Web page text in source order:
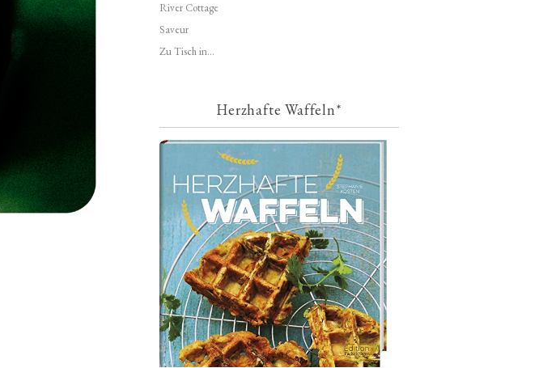
River Cottage
Saveur
Zu Tisch in...
Herzhafte Waffeln*